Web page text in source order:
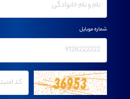
شماره موبایل